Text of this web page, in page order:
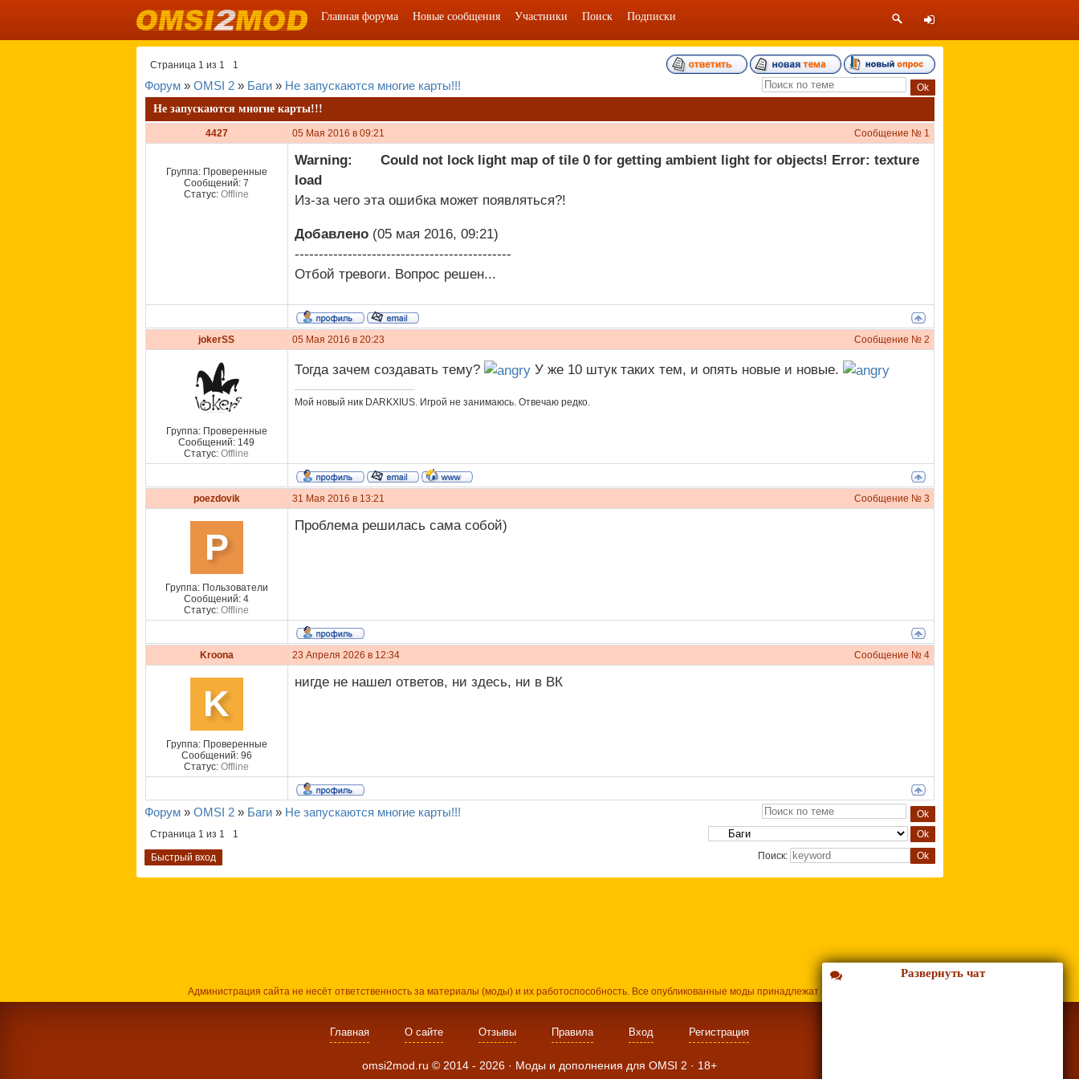
Главная форума Новые сообщения Участники Поиск Подписки
Развернуть чат
Страница 1 из 1 1
Форум » OMSI 2 » Баги » Не запускаются многие карты!!!
Не запускаются многие карты!!!
4427 05 Мая 2016 в 09:21 Сообщение № 1
Группа: Проверенные
Сообщений: 7
Статус: Offline
Warning: Could not lock light map of tile 0 for getting ambient light for objects! Error: texture
load
Из-за чего эта ошибка может появляться?!
Добавлено(05 мая 2016, 09:21)
---------------------------------------------
Отбой тревоги. Вопрос решен...
jokerSS 05 Мая 2016 в 20:23 Сообщение № 2
Группа: Проверенные
Сообщений: 149
Статус: Offline
Тогда зачем создавать тему? У же 10 штук таких тем, и опять новые и новые.
Мой новый ник DARKXIUS. Игрой не занимаюсь. Отвечаю редко.
poezdovik 31 Мая 2016 в 13:21 Сообщение № 3
P
Группа: Пользователи
Сообщений: 4
Статус: Offline
Проблема решилась сама собой)
Kroona 23 Апреля 2026 в 12:34 Сообщение № 4
K
Группа: Проверенные
Сообщений: 96
Статус: Offline
нигде не нашел ответов, ни здесь, ни в ВК
Форум » OMSI 2 » Баги » Не запускаются многие карты!!!
Страница 1 из 1
1
Поиск:
Администрация сайта не несёт ответственность за материалы (моды) и их работоспособность. Все опубликованные моды принадлежат их владельцам.
Главная О сайте Отзывы Правила Вход Регистрация
omsi2mod.ru © 2014 - 2026 · Моды и дополнения для OMSI 2 · 18+